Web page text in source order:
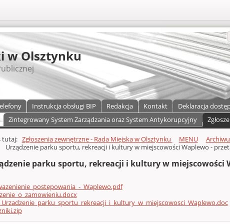
w Olsztynku
Instrukcja obsługi BIP Redakcja Kontakt Deklaracja
Zintegrowany System Zarządzania oraz System Antykorupcyjny
zawartości
tutaj: Zgłoszenia zewnętrzne - Rada Miejska w Olsztynku MENU
Urządzenie parku sportu, rekreacji i kultury w miejscowości Waplewo -
parku sportu, rekreacji i kultury w miejscowości
_Waplewo.pdf